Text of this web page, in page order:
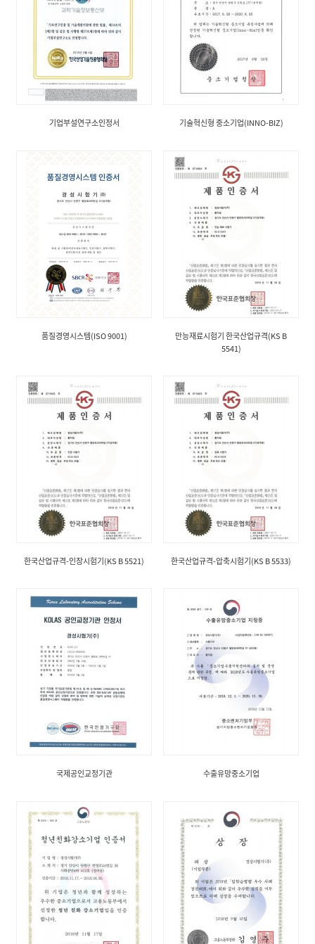
기업부설연구소인정서 기술혁신형 중소기업(INNO-BIZ)
품질경영시스템(ISO 9001)
만능재료시험기 한국산업규격(KS B
5541)
한국산업규격-인장시험기(KS B 5521) 한국산업규격-압축시험기(KS B 5533)
국제공인교정기관 수출유망중소기업